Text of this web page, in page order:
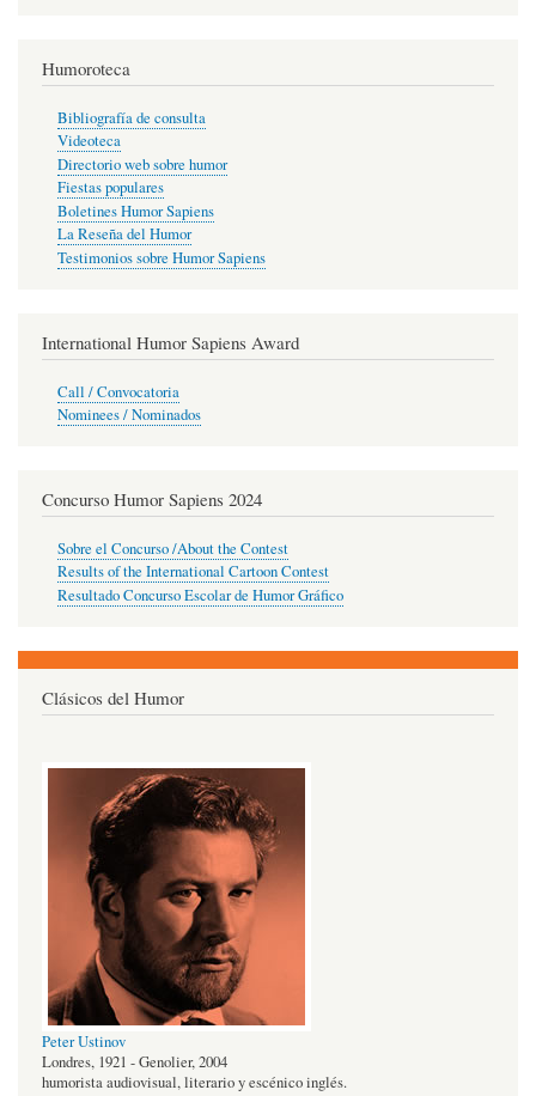
Humoroteca
Bibliografía de consulta
Videoteca
Directorio web sobre humor
Fiestas populares
Boletines Humor Sapiens
La Reseña del Humor
Testimonios sobre Humor Sapiens
International Humor Sapiens Award
Call / Convocatoria
Nominees / Nominados
Concurso Humor Sapiens 2024
Sobre el Concurso /About the Contest
Results of the International Cartoon Contest
Resultado Concurso Escolar de Humor Gráfico
Clásicos del Humor
Peter Ustinov
Londres, 1921 - Genolier, 2004
humorista audiovisual, literario y escénico inglés.